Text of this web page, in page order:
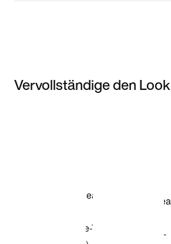
Vervollständige den Look